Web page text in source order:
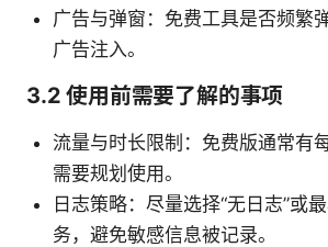
广告与弹窗：免费工具是否频繁
广告注入。
3.2 使用前需要了解的事项
流量与时长限制：免费版通常有
需要规划使用。
日志策略：尽量选择“无日志”或
务，避免敏感信息被记录。